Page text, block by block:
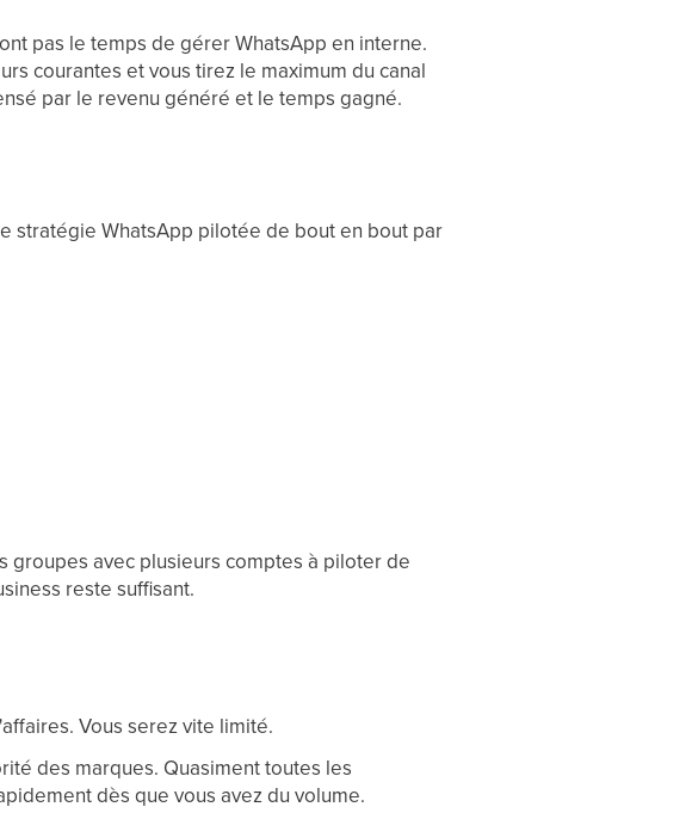
pas le temps de gérer WhatsApp en interne.
courantes et vous tirez le maximum du canal
par le revenu généré et le temps gagné.
stratégie WhatsApp pilotée de bout en bout par
avec plusieurs comptes à piloter de
reste suffisant.
Vous serez vite limité.
des marques. Quasiment toutes les
dès que vous avez du volume.